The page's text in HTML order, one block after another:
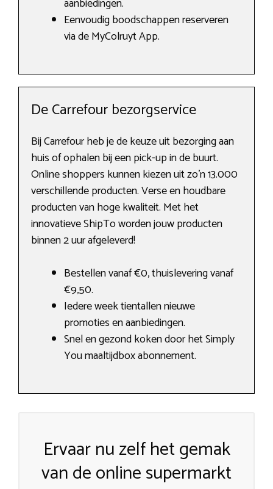
Eenvoudig boodschappen reserveren
via de MyColruyt App.
De Carrefour bezorgservice
Bij Carrefour heb je de keuze uit bezorging aan
huis of ophalen bij een pick-up in de buurt.
Online shoppers kunnen kiezen uit zo’n 13.000
verschillende producten. Verse en houdbare
producten van hoge kwaliteit. Met het
innovatieve ShipTo worden jouw producten
binnen 2 uur afgeleverd!
Bestellen vanaf €0, thuislevering vanaf
€9,50.
Iedere week tientallen nieuwe
promoties en aanbiedingen.
Snel en gezond koken door het Simply
You maaltijdbox abonnement.
Ervaar nu zelf het gemak
van de online supermarkt